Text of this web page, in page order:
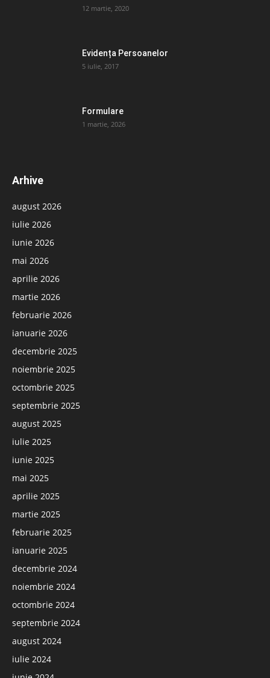
12 martie, 2020
Evidența Persoanelor
5 iulie, 2017
Formulare
1 martie, 2026
Arhive
august 2026
iulie 2026
iunie 2026
mai 2026
aprilie 2026
martie 2026
februarie 2026
ianuarie 2026
decembrie 2025
noiembrie 2025
octombrie 2025
septembrie 2025
august 2025
iulie 2025
iunie 2025
mai 2025
aprilie 2025
martie 2025
februarie 2025
ianuarie 2025
decembrie 2024
noiembrie 2024
octombrie 2024
septembrie 2024
august 2024
iulie 2024